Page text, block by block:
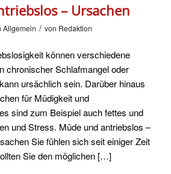
– Ursachen
Allgemein / von Redaktion
können verschiedene
chronischer Schlafmangel oder
ursächlich sein. Darüber hinaus
für Müdigkeit und
sind zum Beispiel auch fettes und
und Stress. Müde und antriebslos –
Sie fühlen sich seit einiger Zeit
Sie den möglichen […]